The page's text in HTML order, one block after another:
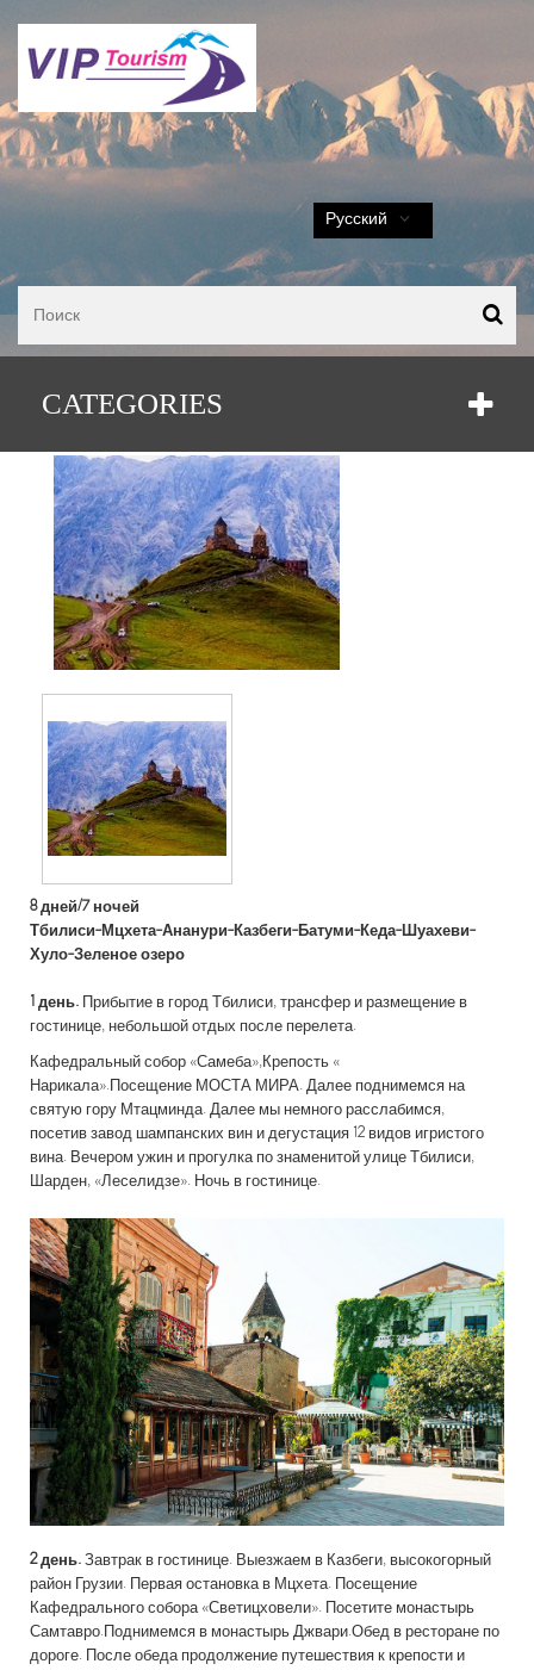
Русский
CATEGORIES
Тур по горной Аджарии
8 дней/7 ночей
Тбилиси-Мцхета-Ананури-Казбеги-Батуми-Кеда-Шуахеви-
Хуло-Зеленое озеро
1 день. Прибытие в город Тбилиси, трансфер и размещение в
гостинице, небольшой отдых после перелета.
Кафедральный собор «Самеба»,Крепость «
Нарикала».Посещение МОСТА МИРА. Далее поднимемся на
святую гору Мтацминда. Далее мы немного расслабимся,
посетив завод шампанских вин и дегустация 12 видов игристого
вина. Вечером ужин и прогулка по знаменитой улице Тбилиси,
Шарден, «Леселидзе». Ночь в гостинице.
2 день. Завтрак в гостинице. Выезжаем в Казбеги, высокогорный
район Грузии. Первая остановка в Мцхета. Посещение
Кафедрального собора «Светицховели». Посетите монастырь
Самтавро.Поднимемся в монастырь Джвари.Обед в ресторане по
дороге. После обеда продолжение путешествия к крепости и